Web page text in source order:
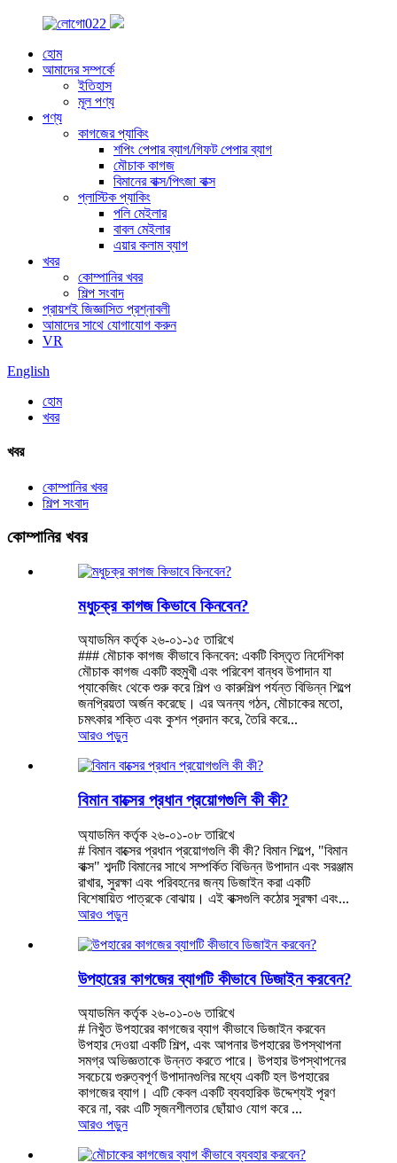
হোম
আমাদের সম্পর্কে
ইতিহাস
মূল পণ্য
পণ্য
কাগজের প্যাকিং
শপিং পেপার ব্যাগ/গিফট পেপার ব্যাগ
মৌচাক কাগজ
বিমানের বাক্স/পিৎজা বাক্স
প্লাস্টিক প্যাকিং
পলি মেইলার
বাবল মেইলার
এয়ার কলাম ব্যাগ
খবর
কোম্পানির খবর
শিল্প সংবাদ
প্রায়শই জিজ্ঞাসিত প্রশ্নাবলী
আমাদের সাথে যোগাযোগ করুন
VR
English
হোম
খবর
খবর
কোম্পানির খবর
শিল্প সংবাদ
কোম্পানির খবর
মধুচক্র কাগজ কিভাবে কিনবেন?
অ্যাডমিন কর্তৃক ২৬-০১-১৫ তারিখে
### মৌচাক কাগজ কীভাবে কিনবেন: একটি বিস্তৃত নির্দেশিকা
মৌচাক কাগজ একটি বহুমুখী এবং পরিবেশ বান্ধব উপাদান যা
প্যাকেজিং থেকে শুরু করে শিল্প ও কারুশিল্প পর্যন্ত বিভিন্ন শিল্পে
জনপ্রিয়তা অর্জন করেছে। এর অনন্য গঠন, মৌচাকের মতো,
চমৎকার শক্তি এবং কুশন প্রদান করে, তৈরি করে...
আরও পড়ুন
বিমান বাক্সের প্রধান প্রয়োগগুলি কী কী?
অ্যাডমিন কর্তৃক ২৬-০১-০৮ তারিখে
# বিমান বাক্সের প্রধান প্রয়োগগুলি কী কী? বিমান শিল্পে, "বিমান
বাক্স" শব্দটি বিমানের সাথে সম্পর্কিত বিভিন্ন উপাদান এবং সরঞ্জাম
রাখার, সুরক্ষা এবং পরিবহনের জন্য ডিজাইন করা একটি
বিশেষায়িত পাত্রকে বোঝায়। এই বাক্সগুলি কঠোর সুরক্ষা এবং...
আরও পড়ুন
উপহারের কাগজের ব্যাগটি কীভাবে ডিজাইন করবেন?
অ্যাডমিন কর্তৃক ২৬-০১-০৬ তারিখে
# নিখুঁত উপহারের কাগজের ব্যাগ কীভাবে ডিজাইন করবেন
উপহার দেওয়া একটি শিল্প, এবং আপনার উপহারের উপস্থাপনা
সমগ্র অভিজ্ঞতাকে উন্নত করতে পারে। উপহার উপস্থাপনের
সবচেয়ে গুরুত্বপূর্ণ উপাদানগুলির মধ্যে একটি হল উপহারের
কাগজের ব্যাগ। এটি কেবল একটি ব্যবহারিক উদ্দেশ্যই পূরণ
করে না, বরং এটি সৃজনশীলতার ছোঁয়াও যোগ করে ...
আরও পড়ুন